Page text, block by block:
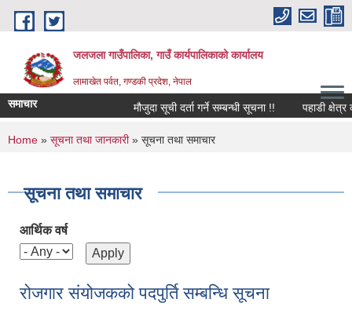
Skip to main content
जलजला गाउँपालिका, गाउँ कार्यपालिकाको कार्यालय
लामाखेत पर्वत, गण्डकी प्रदेश, नेपाल
समाचार मौजुदा सूची दर्ता गर्ने सम्बन्धी सूचना !! पहाडी क्षेत्र
You are here
Home » सूचना तथा जानकारी» सूचना तथा समाचार
सूचना तथा समाचार
आर्थिक वर्ष
रोजगार संयोजकको पदपुर्ति सम्बन्धि सूचना